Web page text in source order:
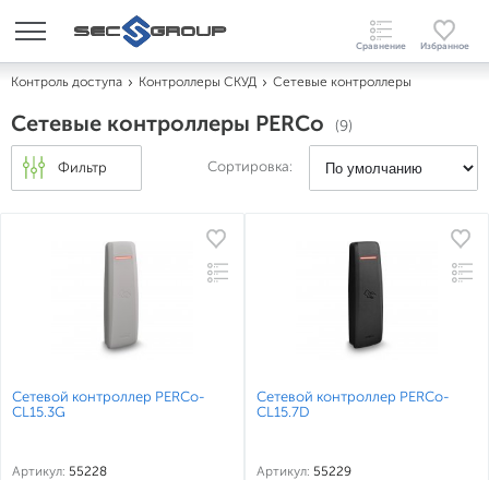
Контроль доступа Контроллеры СКУД Сетевые контроллеры
Сетевые контроллеры PERCo (9)
Фильтр Сортировка:
Сетевой контроллер PERCo-
CL15.3G
Артикул: 55228
Сетевой контроллер PERCo-
CL15.7D
Артикул: 55229